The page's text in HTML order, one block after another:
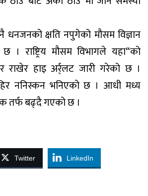
क्षति नपुगेको मौसम विज्ञान
। राष्ट्रिय मौसम विभागले यहा“को
राखेर हाइ अर्र्लट जारी गरेको छ ।
ननिस्कन भनिएको छ । आधी मध्य
तर्फ बढ्दै गएको छ ।
Twitter LinkedIn